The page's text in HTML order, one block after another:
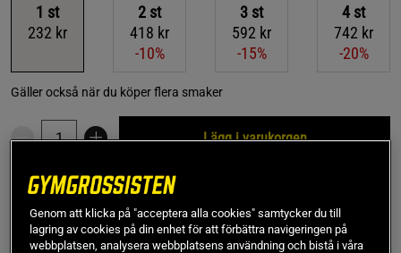
1 st
232 kr
2 st
418 kr
-10%
3 st
592 kr
-15%
4 st
742 kr
-20%
Gäller också när du köper flera smaker
Lägg i varukorgen
Fri frakt över 499 kr Fri retur
SKU #A5095-10 | EAN7350012335342
Genom att klicka på "acceptera alla cookies" samtycker du till
lagring av cookies på din enhet för att förbättra navigeringen på
webbplatsen, analysera webbplatsens användning och bistå i våra